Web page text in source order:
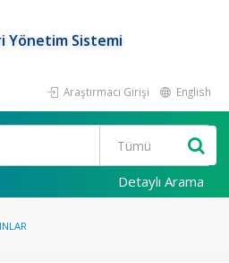
Yönetim Sistemi
Araştırmacı Girişi English
Detaylı Arama